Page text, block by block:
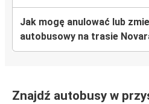
Jak mogę anulować lub
autobusowy na trasie
Znajdź autobusy w